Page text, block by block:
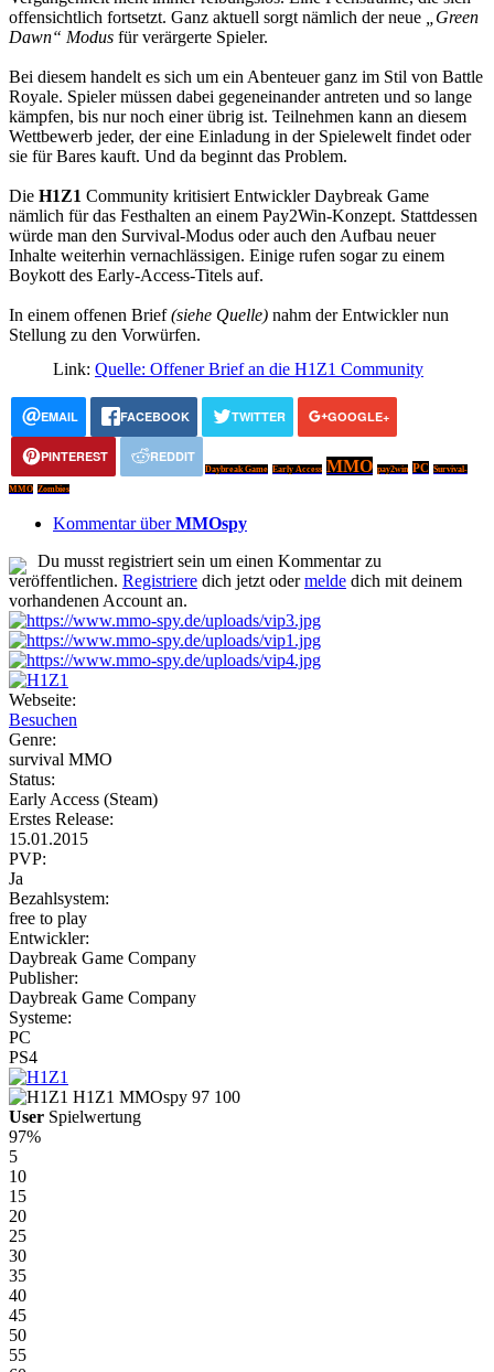
offensichtlich fortsetzt. Ganz aktuell sorgt nämlich der neue
„Green
Dawn“ Modus für verärgerte Spieler.
Bei diesem handelt es sich um ein Abenteuer ganz im Stil von Battle
Royale. Spieler müssen dabei gegeneinander antreten und so lange
kämpfen, bis nur noch einer übrig ist. Teilnehmen kann an diesem
Wettbewerb jeder, der eine Einladung in der Spielewelt findet oder
sie für Bares kauft. Und da beginnt das Problem.
Die H1Z1 Community kritisiert Entwickler Daybreak Game
nämlich für das Festhalten an einem Pay2Win-Konzept. Stattdessen
würde man den Survival-Modus oder auch den Aufbau neuer
Inhalte weiterhin vernachlässigen. Einige rufen sogar zu einem
Boykott des Early-Access-Titels auf.
In einem offenen Brief(siehe Quelle) nahm der Entwickler nun
Stellung zu den Vorwürfen.
Link: Quelle: Offener Brief an die H1Z1 Community
EMAIL FACEBOOK TWITTER GOOGLE+
PINTEREST REDDIT
Daybreak Game Early Access MMO pay2win PC Survival-
MMO Zombies
Kommentar überMMOspy
Du musst registriert sein um einen Kommentar zu
veröffentlichen. Registriere dich jetzt odermelde dich mit deinem
vorhandenen Account an.
Webseite:
Besuchen
Genre:
survival MMO
Status:
Early Access (Steam)
Erstes Release:
15.01.2015
PVP:
Ja
Bezahlsystem:
free to play
Entwickler:
Daybreak Game Company
Publisher:
Daybreak Game Company
Systeme:
PC
PS4
H1Z1 MMOspy 97 100
User Spielwertung
97%
5
10
15
20
25
30
35
40
45
50
55